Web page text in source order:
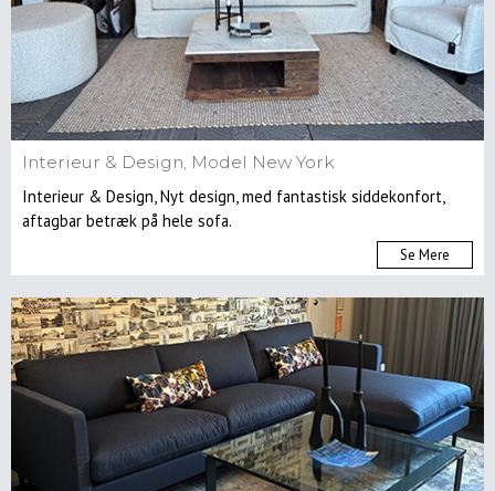
Interieur & Design, Model New York
Interieur & Design, Nyt design, med fantastisk siddekonfort,
aftagbar betræk på hele sofa.
Se Mere
Kontorstole
Skamler
taburetter
Barstole
Sofaer
Reoler
&
Musik
&
Hifimøbler
Skriveborde
konsoller
Entre
Havemøbler